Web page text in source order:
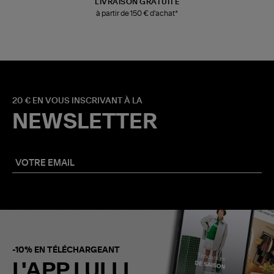
LIVRAISON GRATUITE
à partir de 150 € d'achat*
20 € EN VOUS INSCRIVANT À LA
NEWSLETTER
-10% EN TÉLÉCHARGEANT